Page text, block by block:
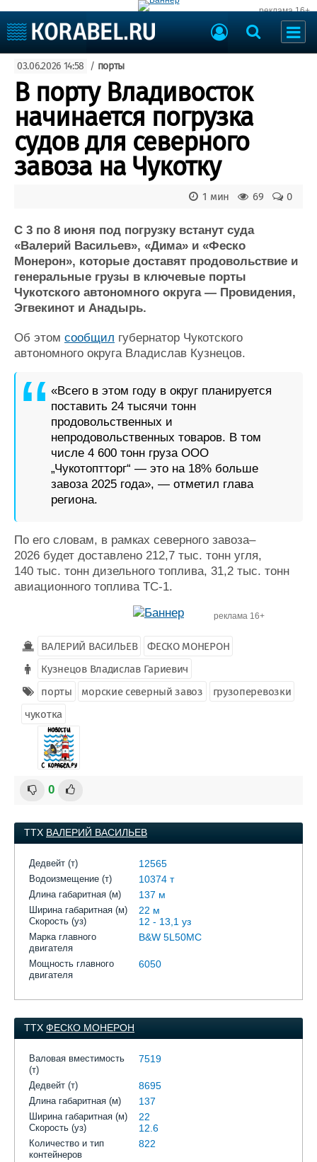
реклама 16+
Судоходство
Судоремонт
События
Пресс-релизы
Порты
ВМФ
Образование
Яхты и катера
Еще
Пульс
Новости
Компании
Репутация
Работа
Крюинг
Реклама
Доска объявлений
Продажа флота
Оборудование
Изделия
Материалы
Услуги
Конференции
Выставки и семинары
Личности
Словарь
Флот
Галерея флота
Форум
Отзывы
Все службы
03.06.2026 14:58 / порты
В порту Владивосток
начинается погрузка
судов для северного
завоза на Чукотку
0
69
1 мин
С 3 по 8 июня под погрузку встанут суда
«Валерий Васильев», «Дима» и «Феско
Монерон», которые доставят продовольствие и
генеральные грузы в ключевые порты
Чукотского автономного округа — Провидения,
Эгвекинот и Анадырь.
Об этом сообщил губернатор Чукотского
автономного округа Владислав Кузнецов.
«Всего в этом году в округ планируется
поставить 24 тысячи тонн
продовольственных и
непродовольственных товаров. В том
числе 4 600 тонн груза ООО
„Чукотоптторг“ — это на 18% больше
завоза 2025 года», — отметил глава
региона.
По его словам, в рамках северного завоза–
2026 будет доставлено 212,7 тыс. тонн угля,
140 тыс. тонн дизельного топлива, 31,2 тыс. тонн
авиационного топлива ТС-1.
реклама 16+
ВАЛЕРИЙ ВАСИЛЬЕВ
ФЕСКО МОНЕРОН
Кузнецов Владислав Гариевич
порты
морские северный завоз
грузоперевозки
чукотка
0
ТТХ ВАЛЕРИЙ ВАСИЛЬЕВ
Дедвейт (т) 12565
Водоизмещение (т) 10374 т
Длина габаритная (м) 137 м
Ширина габаритная (м) 22 м
Скорость (уз) 12 - 13,1 уз
Марка главного
двигателя
B&W 5L50MC
Мощность главного
двигателя
6050
ТТХ ФЕСКО МОНЕРОН
Валовая вместимость
(т)
7519
Дедвейт (т) 8695
Длина габаритная (м) 137
Ширина габаритная (м) 22
Скорость (уз) 12.6
Количество и тип
контейнеров
822